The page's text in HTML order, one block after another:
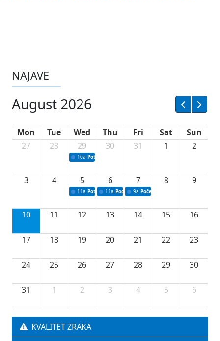
NAJAVE
August 2026
Mon Tue Wed Thu Fri Sat
Sun
27
28 29
10a Potpisivanje ugovora sa neprofitnim
30 31 1 2
3 4 5
11a Potpisivanje ugovora o stipendijama za
6
11a Podrška razvoju vodne infrastrukture u
7
9a Početak izgradnje nove
8 9
10 11 12 13 14 15 16
17 18 19 20 21 22 23
24 25 26 27 28 29 30
31 1 2 3 4 5 6
KVALITET ZRAKA